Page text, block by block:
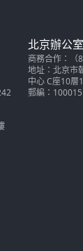
北京辦公室
商務合作：（
地址：北京市
中心 C座10層
郵編：100015